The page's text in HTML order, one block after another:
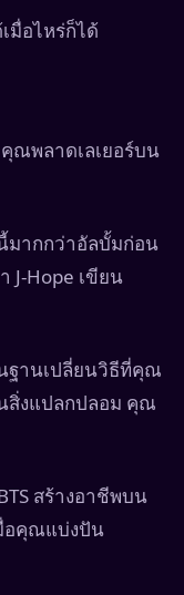
มื่อไหร่ก็ได้
ณพลาดเลเยอร์บน
มากกว่าอัลบั้มก่อน
J-Hope เขียน
ฐานเปลี่ยนวิธีที่คุณ
สิ่งแปลกปลอม คุณ
สร้างอาชีพบน
อคุณแบ่งปัน